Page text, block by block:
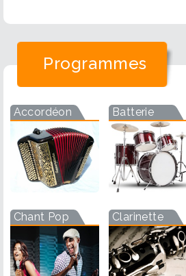
Programmes
Accordéon Batterie
Chant Pop Clarinette